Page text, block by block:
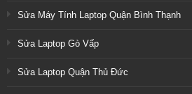
Sửa Máy Tính Laptop Quận Bình Thạnh
Sửa Laptop Gò Vấp
Sửa Laptop Quận Thủ Đức